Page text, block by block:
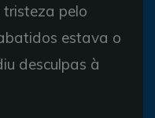
pelo
estava o
desculpas à